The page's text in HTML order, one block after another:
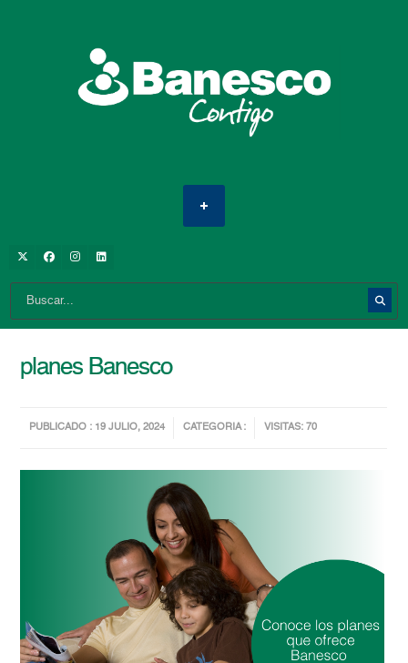
planes Banesco
PUBLICADO : 19 JULIO, 2024 CATEGORIA : VISITAS: 70